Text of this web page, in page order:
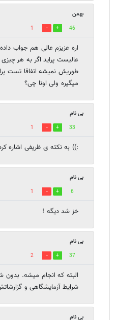
بهمن
46
1
اره عزیزم عالی هم جواب
عالیست پراید اگر به هر
طوریش نمیشه اتفاقا تست
میگیره ولی اونا چی؟
بی نام
33
1
:)) به نکته ی ظریفی اشاره
بی نام
6
1
خز شد دیگه !
بی نام
37
2
البته که انجام میشه.
شرایط آزمایشگاهی و
بی نام